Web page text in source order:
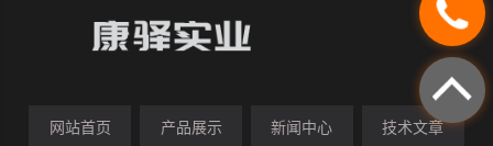
网站首页 产品展示 新闻中心 技术文章